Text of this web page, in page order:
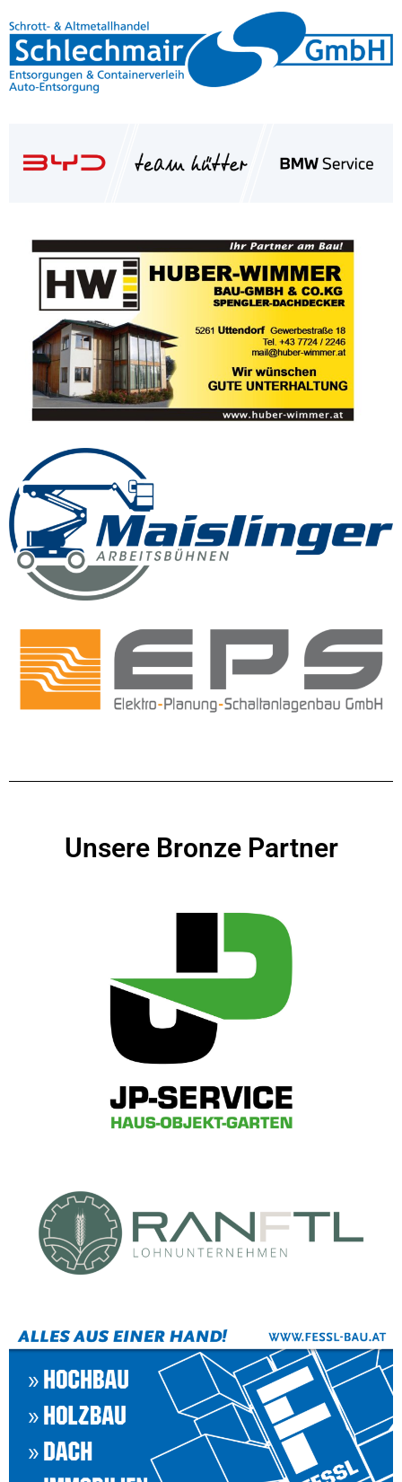
Unsere Bronze Partner